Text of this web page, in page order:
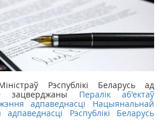
Рэспублікі Беларусь ад
Пералік аб'ектаў
адпаведнасці Нацыянальнай
Рэспублікі Беларусь